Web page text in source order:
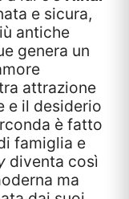
e sicura,
antiche
genera un
attrazione
e il desiderio
è fatto
famiglia e
diventa così
ma